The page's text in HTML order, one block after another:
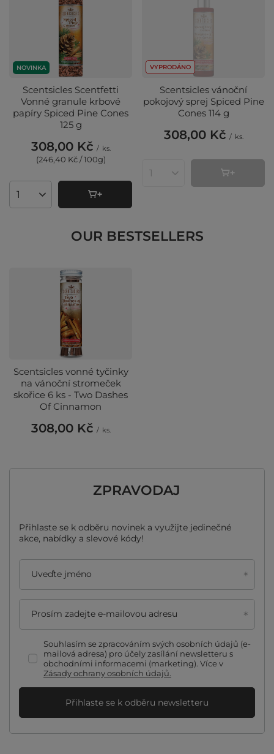
NOVINKA
Scentsicles Scentfetti
Vonné granule krbové
papíry Spiced Pine Cones
125 g
308,00 Kč / ks.
(246,40 Kč / 100g)
Množství produktů
VYPRODÁNO
Scentsicles vánoční
pokojový sprej Spiced Pine
Cones 114 g
308,00 Kč / ks.
Množství produktů
OUR BESTSELLERS
Scentsicles vonné tyčinky
na vánoční stromeček
skořice 6 ks - Two Dashes
Of Cinnamon
308,00 Kč / ks.
ZPRAVODAJ
Přihlaste se k odběru novinek a využijte jedinečné
akce, nabídky a slevové kódy!
Uveďte jméno
Prosím zadejte e-mailovou adresu
Souhlasím se zpracováním svých osobních údajů (e-
mailová adresa) pro účely zasílání newsletteru s
obchodními informacemi (marketing). Více v
Zásady ochrany osobních údajů.
Přihlaste se k odběru newsletteru